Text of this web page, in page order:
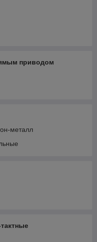
приводом
металл